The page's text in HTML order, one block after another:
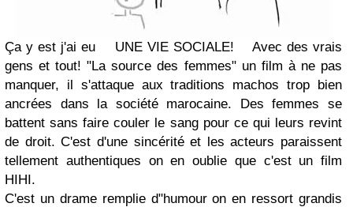
Ça y est j'ai eu UNE VIE SOCIALE! Avec des vrais
gens et tout! "La source des femmes" un film à ne pas
manquer, il s'attaque auxtraditions machos trop bien
ancrées dans la société marocaine. Des femmes se
battent sans faire couler le sang pour ce qui leurs revint
de droit. C'est d'une sincérité et les acteurs paraissent
tellement authentiques on en oublie que c'est un film
HIHI.
C'est un drame remplie d"humouron en ressort grandis